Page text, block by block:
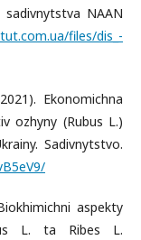
NAAN
files/dis_-
Ekonomichna
ozhyny (Rubus L.)
Sadivnytstvo.
aspekty
L. ta Ribes L.